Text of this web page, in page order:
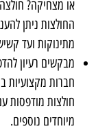
או מצחיקה?
החולצות ניתן
מתינוקות ועד
מבקשים רעיון
חברות מקצועיות
חולצות מודפסות
מיוחדים נוספים.